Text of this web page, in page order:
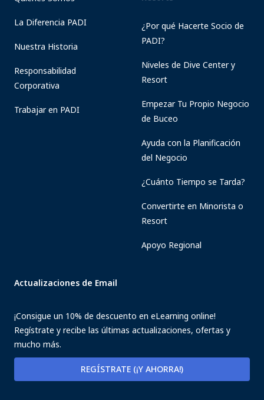
La Diferencia PADI
Nuestra Historia
Responsabilidad
Corporativa
Trabajar en PADI
¿Por qué Hacerte Socio de
PADI?
Niveles de Dive Center y
Resort
Empezar Tu Propio Negocio
de Buceo
Ayuda con la Planificación
del Negocio
¿Cuánto Tiempo se Tarda?
Convertirte en Minorista o
Resort
Apoyo Regional
Actualizaciones de Email
¡Consigue un 10% de descuento en eLearning online!
Regístrate y recibe las últimas actualizaciones, ofertas y
mucho más.
REGÍSTRATE (¡Y AHORRA!)